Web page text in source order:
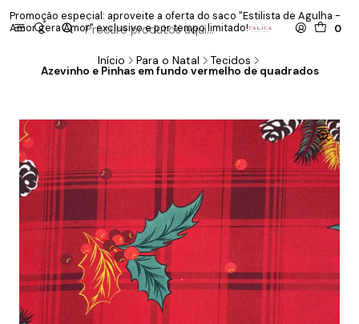
0
Promoção especial: aproveite a oferta do saco "Estilista de Agulha -
Amor gera Amor" exclusivo e por tempo limitado!
Início Para o Natal Tecidos
Azevinho e Pinhas em fundo vermelho de quadrados